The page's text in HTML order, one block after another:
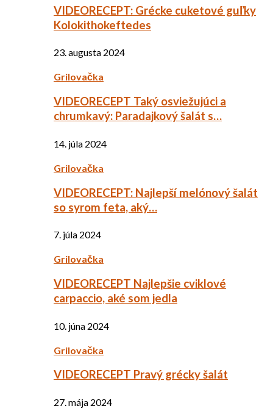
VIDEORECEPT: Grécke cuketové guľky
Kolokithokeftedes
23. augusta 2024
Grilovačka
VIDEORECEPT Taký osviežujúci a
chrumkavý: Paradajkový šalát s…
14. júla 2024
Grilovačka
VIDEORECEPT: Najlepší melónový šalát
so syrom feta, aký…
7. júla 2024
Grilovačka
VIDEORECEPT Najlepšie cviklové
carpaccio, aké som jedla
10. júna 2024
Grilovačka
VIDEORECEPT Pravý grécky šalát
27. mája 2024